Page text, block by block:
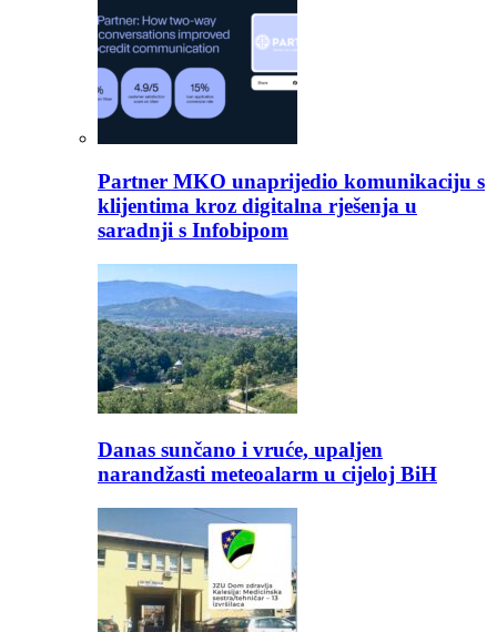
Partner MKO unaprijedio komunikaciju s
klijentima kroz digitalna rješenja u
saradnji s Infobipom
Danas sunčano i vruće, upaljen
narandžasti meteoalarm u cijeloj BiH